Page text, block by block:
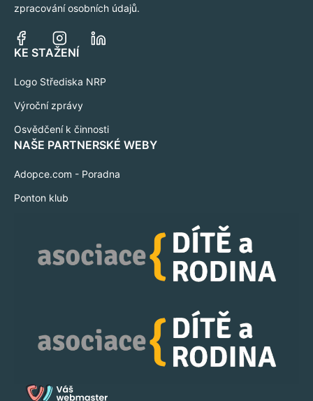
zpracování osobních údajů.
KE STAŽENÍ
Logo Střediska NRP
Výroční zprávy
Osvědčení k činnosti
NAŠE PARTNERSKÉ WEBY
Adopce.com - Poradna
Ponton klub